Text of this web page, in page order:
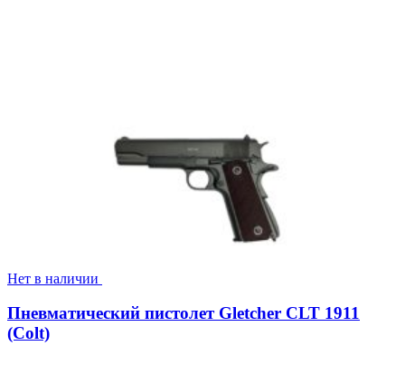
Нет в наличии
Пневматический пистолет Gletcher CLT 1911
(Colt)